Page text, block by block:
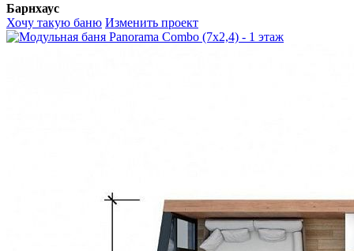
Барнхаус
Хочу такую баню Изменить проект